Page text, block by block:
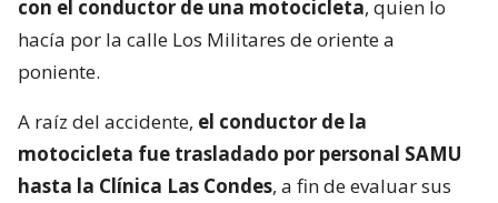
con el conductor de una motocicleta, quien lo
hacía por la calle Los Militares de oriente a
poniente.
A raíz del accidente, el conductor de la
motocicleta fue trasladado por personal SAMU
hasta la Clínica Las Condes, a fin de evaluar sus